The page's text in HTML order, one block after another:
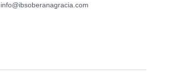
info@ibsoberanagracia.com